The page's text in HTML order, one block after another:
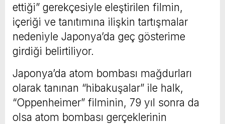
ettiği” gerekçesiyle eleştirilen filmin,
içeriği ve tanıtımına ilişkin tartışmalar
nedeniyle Japonya’da geç gösterime
girdiği belirtiliyor.
Japonya’da atom bombası mağdurları
olarak tanınan “hibakuşalar” ile halk,
“Oppenheimer” filminin, 79 yıl sonra da
olsa atom bombası gerçeklerinin